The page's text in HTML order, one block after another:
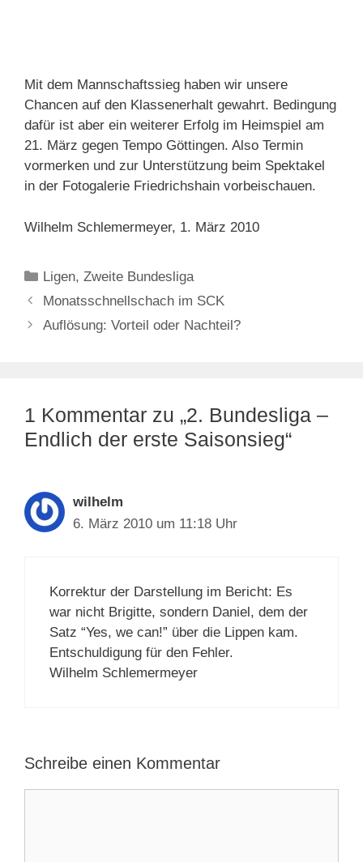
Mit dem Mannschaftssieg haben wir unsere
Chancen auf den Klassenerhalt gewahrt. Bedingung
dafür ist aber ein weiterer Erfolg im Heimspiel am
21. März gegen Tempo Göttingen. Also Termin
vormerken und zur Unterstützung beim Spektakel
in der Fotogalerie Friedrichshain vorbeischauen.
Wilhelm Schlemermeyer, 1. März 2010
Kategorien
Ligen,Zweite Bundesliga
Monatsschnellschach im SCK
Auflösung: Vorteil oder Nachteil?
1 Kommentar zu „2. Bundesliga –
Endlich der erste Saisonsieg“
wilhelm
6. März 2010 um 11:18 Uhr
Korrektur der Darstellung im Bericht: Es
war nicht Brigitte, sondern Daniel, dem der
Satz “Yes, we can!” über die Lippen kam.
Entschuldigung für den Fehler.
Wilhelm Schlemermeyer
Schreibe einen Kommentar